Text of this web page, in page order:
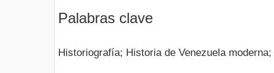
Palabras clave
Historiografía; Historia de Venezuela